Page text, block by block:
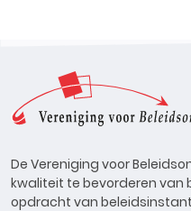
De Vereniging voor
kwaliteit te bevorderen van
opdracht van